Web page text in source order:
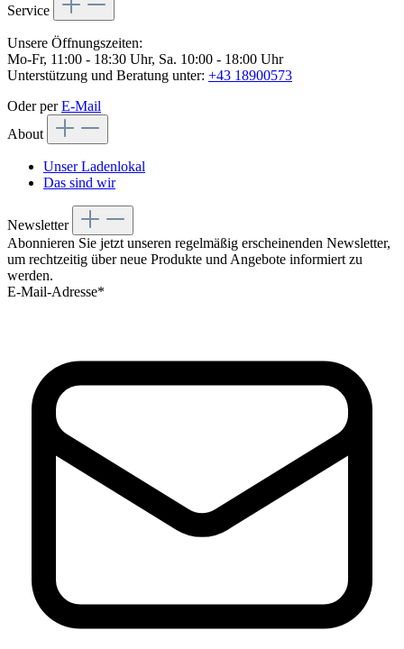
Service
Unsere Öffnungszeiten:
Mo-Fr, 11:00 - 18:30 Uhr, Sa. 10:00 - 18:00 Uhr
Unterstützung und Beratung unter: +43 18900573
Oder perE-Mail
About
Unser Ladenlokal
Das sind wir
Newsletter
Abonnieren Sie jetzt unseren regelmäßig erscheinenden Newsletter,
um rechtzeitig über neue Produkte und Angebote informiert zu
werden.
E-Mail-Adresse*